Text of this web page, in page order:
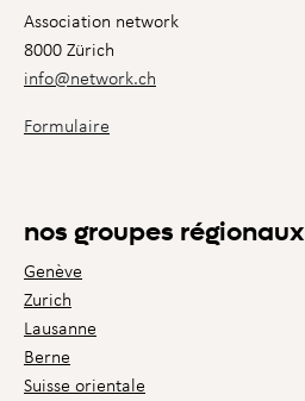
Association network
8000 Zürich
info@network.ch
Formulaire
nos groupes régionaux
Genève
Zurich
Lausanne
Berne
Suisse orientale